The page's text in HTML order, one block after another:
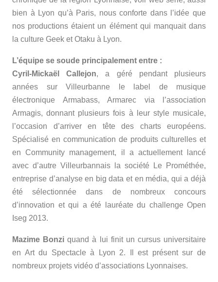
bien à Lyon qu’à Paris, nous conforte dans l’idée que
nos productions étaient un élément qui manquait dans
la culture Geek et Otaku à Lyon.
L’équipe se soude principalement entre :
Cyril-Mickaël Callejon, a géré pendant plusieurs
années sur Villeurbanne le label de musique
électronique Armabass, Armarec via l’association
Armagis, donnant plusieurs fois à leur style musicale,
l’occasion d’arriver en tête des charts européens.
Spécialisé en communication de produits culturelles et
en Community management, il a actuellement lancé
avec d’autre Villeurbannais la société Le Prométhée,
entreprise d’analyse en big data et en média, qui a déjà
été sélectionnée dans de nombreux concours
d’innovation et qui a été lauréate du challenge Open
Iseg 2013.
Mazime Bonziquand à lui finit un cursus universitaire
en Art du Spectacle à Lyon 2. Il est présent sur de
nombreux projets vidéo d’associations Lyonnaises.